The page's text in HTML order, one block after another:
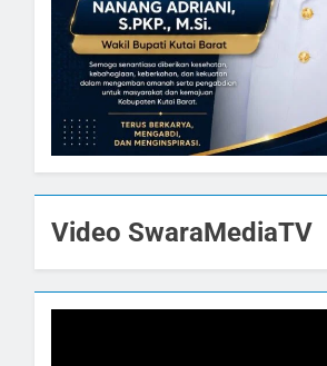
Video SwaraMediaTV